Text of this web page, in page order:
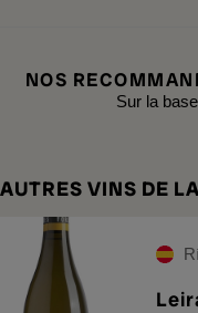
NOS
Sur la
AUTRES VINS DE